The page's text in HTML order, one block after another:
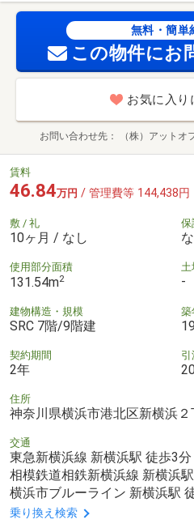
無料・簡単
この物件にお
お気に入り
お問い合わせ先 （株）アット
賃料
46.84万円 / 管理費等 144,438円
敷 / 礼
10ヶ月 / なし
保
使用部分面積
131.54m2 -
建物構造・規模
SRC 7階/9階建
築
契約期間
2年
引
住所
神奈川県横浜市港北区新横浜
交通
東急新横浜線 新横浜駅 徒歩3分
相模鉄道相鉄新横浜線 新横浜
横浜市ブルーライン 新横浜駅
乗り換え検索